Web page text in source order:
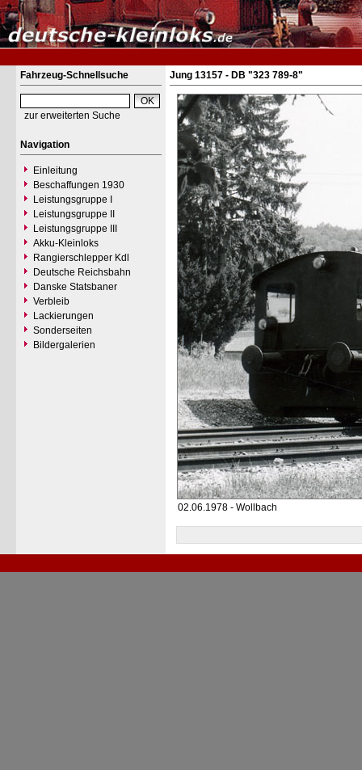
Fahrzeug-Schnellsuche
zur erweiterten Suche
Navigation
Einleitung
Beschaffungen 1930
Leistungsgruppe I
Leistungsgruppe II
Leistungsgruppe III
Akku-Kleinloks
Rangierschlepper Kdl
Deutsche Reichsbahn
Danske Statsbaner
Verbleib
Lackierungen
Sonderseiten
Bildergalerien
Jung 13157 - DB "323 789-8"
02.06.1978 - Wollbach